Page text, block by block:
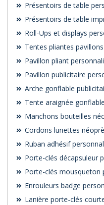
Présentoirs de table
Présentoirs de table
Roll-Ups et displays
Tentes pliantes
Pavillon pliant
Pavillon publicitaire
Arche gonflable
Tente araignée
Manchons bouteilles
Cordons lunettes
Ruban adhésif
Porte-clés décapsuleur
Porte-clés mousqueton
Enrouleurs badge
Lanière porte-clés